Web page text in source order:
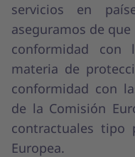
servicios en
aseguramos de
conformidad con
materia de
conformidad con
de la Comisión
contractuales tipo
Europea.